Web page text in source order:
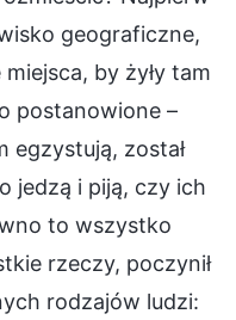
geograficzne,
by żyły tam
postanowione –
egzystują, został
jedzą i piją, czy ich
to wszystko
rzeczy, poczynił
rodzajów ludzi: